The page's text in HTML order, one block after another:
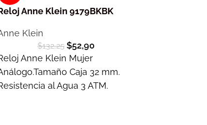
Anne Klein 9179BKBK
Klein
$132,25 $52,90
Anne Klein Mujer
Caja 32 mm.
al Agua 3 ATM.